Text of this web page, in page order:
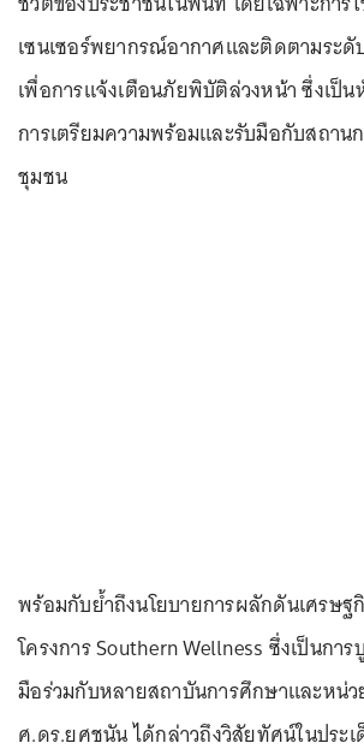
เซนเซอร์พยากรณ์อากาศและติดตามระ
เพื่อการแจ้งเตือนภัยพิบัติล่วงหน้า ซึ่งเป็
การเตรียมความพร้อมและรับมือกับสถาน
ชุมชน
พร้อมกับย้ำถึงนโยบายการผลักดันเศรษ
โครงการ Southern Wellness ซึ่งเป็นกา
มือร่วมกับหลายสถาบันการศึกษาและหน่
ศ.ดร.ยศชนัน ได้กล่าวถึงวิสัยทัศน์ในประเ